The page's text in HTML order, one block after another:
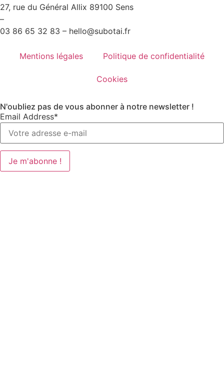
27, rue du Général Allix 89100 Sens
–
03 86 65 32 83 – hello@subotai.fr
Mentions légales Politique de confidentialité
Cookies
N'oubliez pas de vous abonner à notre newsletter !
Email Address*